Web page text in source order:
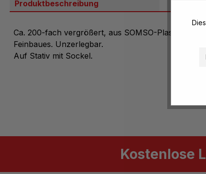
Produktbeschreibung
Ca. 200-fach vergrößert, aus SOMSO-Plast. Mit
Feinbaues. Unzerlegbar.
Auf Stativ mit Sockel.
Kostenlose